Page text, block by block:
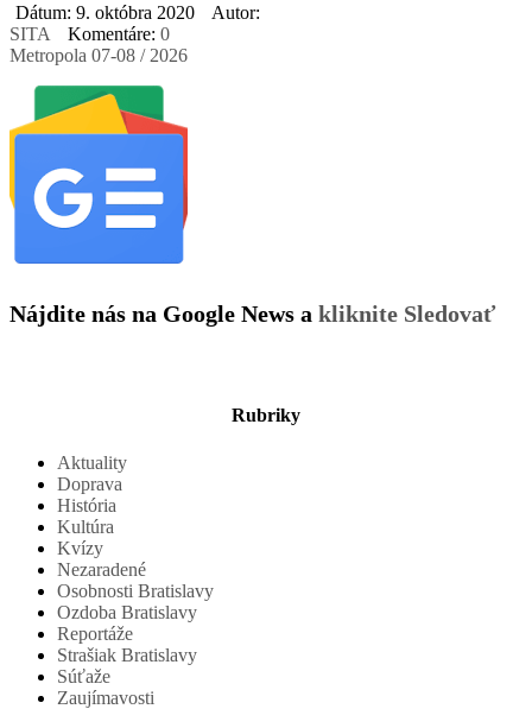
Dátum: 9. októbra 2020
Autor:
SITA
Komentáre: 0
Metropola 07-08 / 2026
Nájdite nás na Google News a kliknite Sledovať
Rubriky
Aktuality
Doprava
História
Kultúra
Kvízy
Nezaradené
Osobnosti Bratislavy
Ozdoba Bratislavy
Reportáže
Strašiak Bratislavy
Súťaže
Zaujímavosti